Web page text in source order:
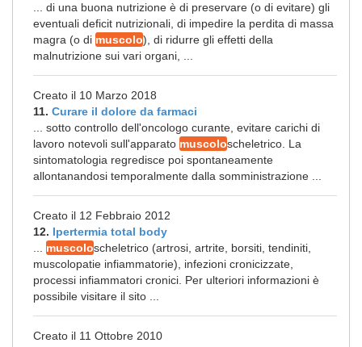
... di una buona nutrizione è di preservare (o di evitare) gli
eventuali deficit nutrizionali, di impedire la perdita di massa
magra (o di muscolo), di ridurre gli effetti della
malnutrizione sui vari organi, ...
Creato il 10 Marzo 2018
11. Curare il dolore da farmaci
... sotto controllo dell'oncologo curante, evitare carichi di
lavoro notevoli sull'apparato muscoloscheletrico. La
sintomatologia regredisce poi spontaneamente
allontanandosi temporalmente dalla somministrazione ...
Creato il 12 Febbraio 2012
12. Ipertermia total body
muscoloscheletrico (artrosi, artrite, borsiti, tendiniti,
muscolopatie infiammatorie), infezioni cronicizzate,
processi infiammatori cronici. Per ulteriori informazioni è
possibile visitare il sito ...
Creato il 11 Ottobre 2010